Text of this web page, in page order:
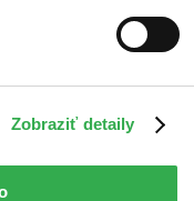
Zobraziť detaily